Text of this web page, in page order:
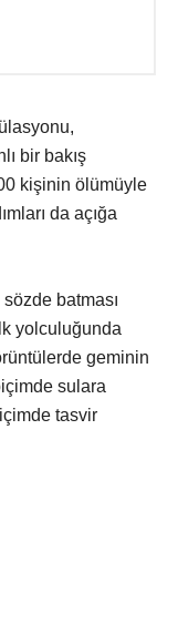
bir bakış
kişinin ölümüyle
da açığa
batması
yolculuğunda
geminin
sulara
tasvir